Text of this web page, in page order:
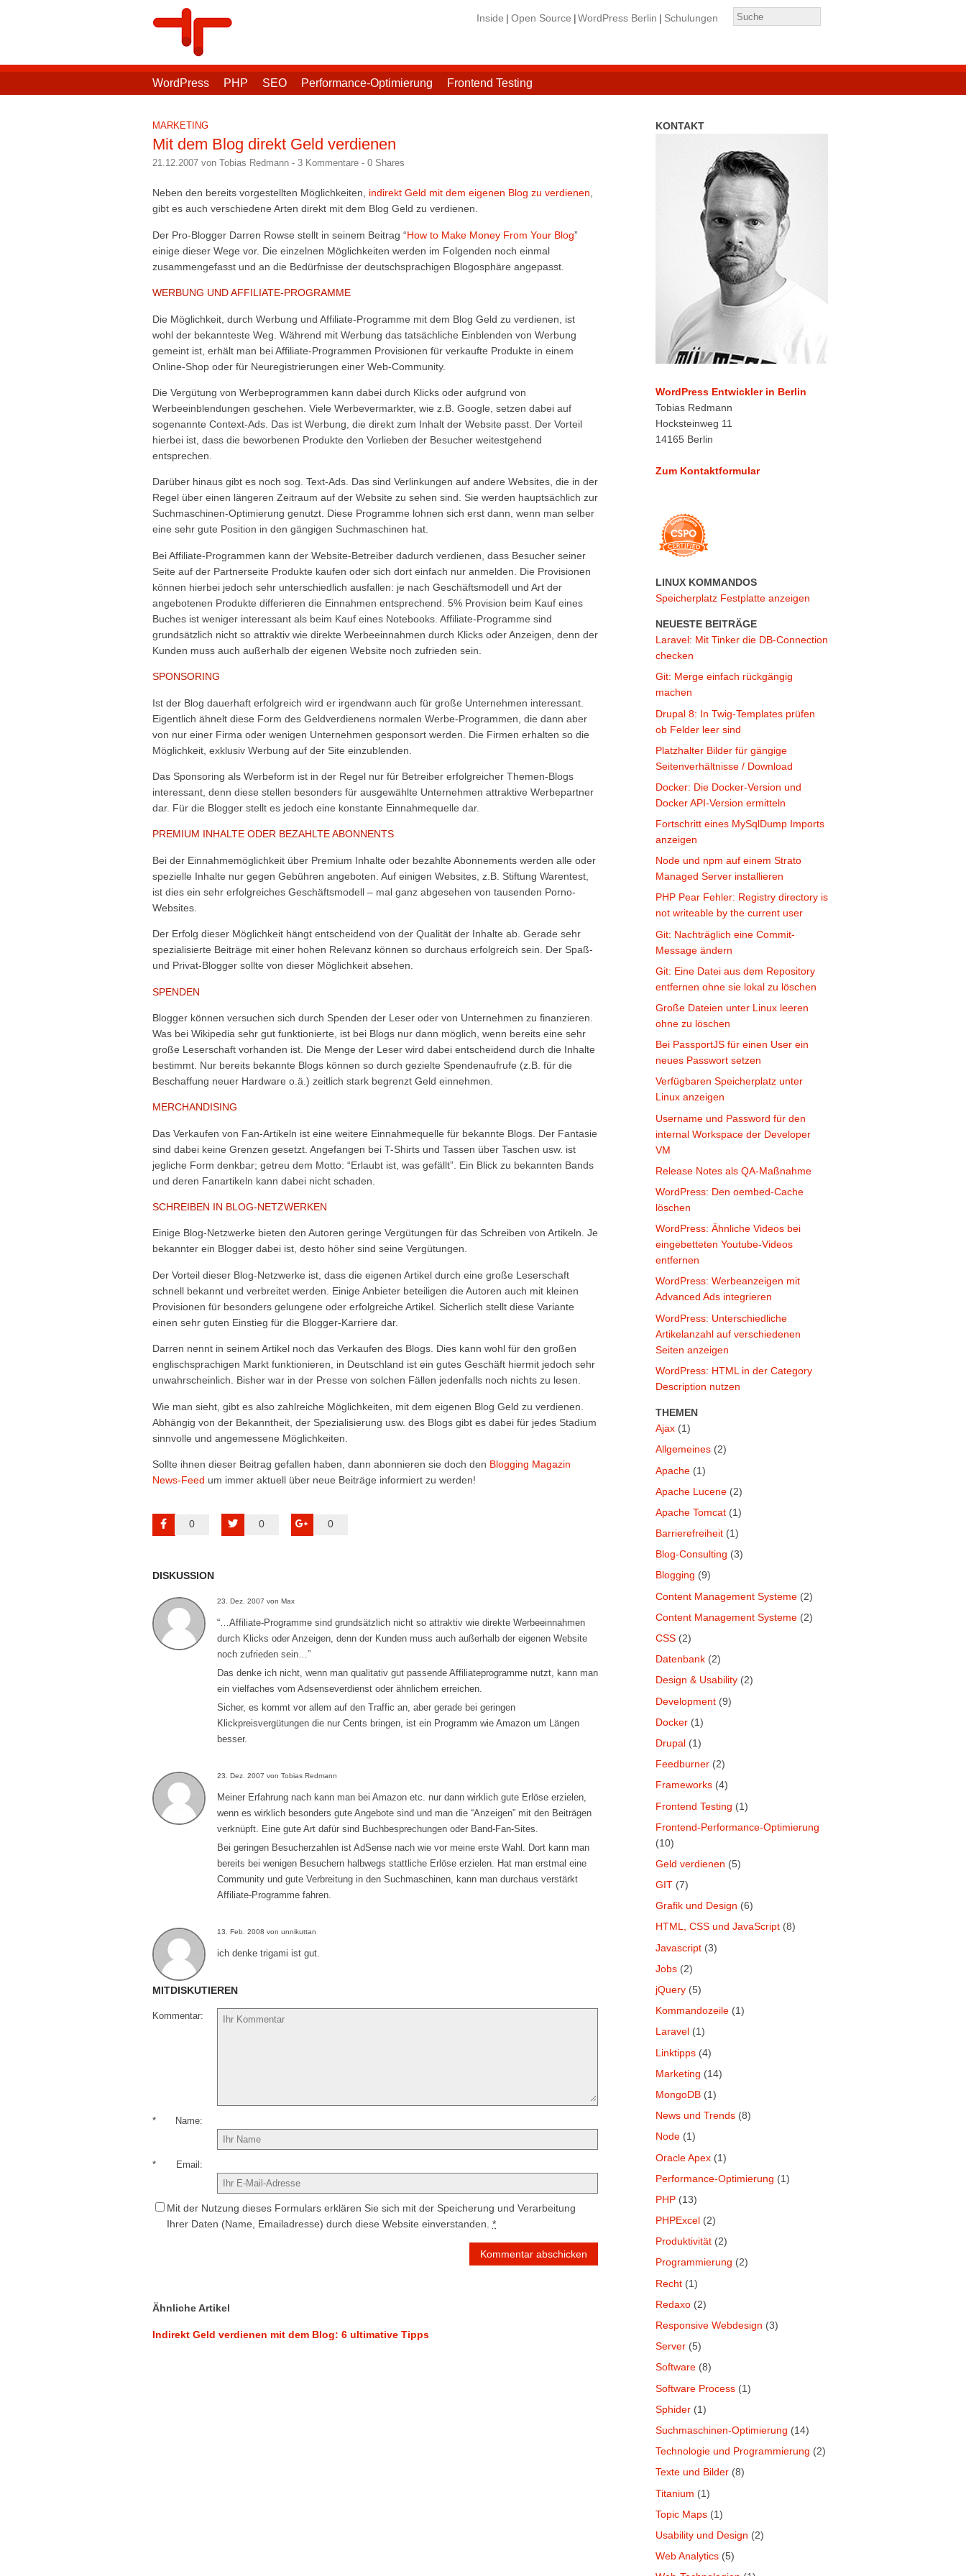
Inside Open Source WordPress Berlin Schulungen
WordPress PHP SEO Performance-Optimierung Frontend Testing
MARKETING
Mit dem Blog direkt Geld verdienen
21.12.2007 von Tobias Redmann - 3 Kommentare - 0 Shares
Neben den bereits vorgestellten Möglichkeiten, indirekt Geld mit dem eigenen Blog zu verdienen,
gibt es auch verschiedene Arten direkt mit dem Blog Geld zu verdienen.
Der Pro-Blogger Darren Rowse stellt in seinem Beitrag “How to Make Money From Your Blog”
einige dieser Wege vor. Die einzelnen Möglichkeiten werden im Folgenden noch einmal
zusammengefasst und an die Bedürfnisse der deutschsprachigen Blogosphäre angepasst.
WERBUNG UND AFFILIATE-PROGRAMME
Die Möglichkeit, durch Werbung und Affiliate-Programme mit dem Blog Geld zu verdienen, ist
wohl der bekannteste Weg. Während mit Werbung das tatsächliche Einblenden von Werbung
gemeint ist, erhält man bei Affiliate-Programmen Provisionen für verkaufte Produkte in einem
Online-Shop oder für Neuregistrierungen einer Web-Community.
Die Vergütung von Werbeprogrammen kann dabei durch Klicks oder aufgrund von
Werbeeinblendungen geschehen. Viele Werbevermarkter, wie z.B. Google, setzen dabei auf
sogenannte Context-Ads. Das ist Werbung, die direkt zum Inhalt der Website passt. Der Vorteil
hierbei ist, dass die beworbenen Produkte den Vorlieben der Besucher weitestgehend
entsprechen.
Darüber hinaus gibt es noch sog. Text-Ads. Das sind Verlinkungen auf andere Websites, die in der
Regel über einen längeren Zeitraum auf der Website zu sehen sind. Sie werden hauptsächlich zur
Suchmaschinen-Optimierung genutzt. Diese Programme lohnen sich erst dann, wenn man selber
eine sehr gute Position in den gängigen Suchmaschinen hat.
Bei Affiliate-Programmen kann der Website-Betreiber dadurch verdienen, dass Besucher seiner
Seite auf der Partnerseite Produkte kaufen oder sich dort einfach nur anmelden. Die Provisionen
können hierbei jedoch sehr unterschiedlich ausfallen: je nach Geschäftsmodell und Art der
angebotenen Produkte differieren die Einnahmen entsprechend. 5% Provision beim Kauf eines
Buches ist weniger interessant als beim Kauf eines Notebooks. Affiliate-Programme sind
grundsätzlich nicht so attraktiv wie direkte Werbeeinnahmen durch Klicks oder Anzeigen, denn der
Kunden muss auch außerhalb der eigenen Website noch zufrieden sein.
SPONSORING
Ist der Blog dauerhaft erfolgreich wird er irgendwann auch für große Unternehmen interessant.
Eigentlich ähnelt diese Form des Geldverdienens normalen Werbe-Programmen, die dann aber
von nur einer Firma oder wenigen Unternehmen gesponsort werden. Die Firmen erhalten so die
Möglichkeit, exklusiv Werbung auf der Site einzublenden.
Das Sponsoring als Werbeform ist in der Regel nur für Betreiber erfolgreicher Themen-Blogs
interessant, denn diese stellen besonders für ausgewählte Unternehmen attraktive Werbepartner
dar. Für die Blogger stellt es jedoch eine konstante Einnahmequelle dar.
PREMIUM INHALTE ODER BEZAHLTE ABONNENTS
Bei der Einnahmemöglichkeit über Premium Inhalte oder bezahlte Abonnements werden alle oder
spezielle Inhalte nur gegen Gebühren angeboten. Auf einigen Websites, z.B. Stiftung Warentest,
ist dies ein sehr erfolgreiches Geschäftsmodell – mal ganz abgesehen von tausenden Porno-
Websites.
Der Erfolg dieser Möglichkeit hängt entscheidend von der Qualität der Inhalte ab. Gerade sehr
spezialisierte Beiträge mit einer hohen Relevanz können so durchaus erfolgreich sein. Der Spaß-
und Privat-Blogger sollte von dieser Möglichkeit absehen.
SPENDEN
Blogger können versuchen sich durch Spenden der Leser oder von Unternehmen zu finanzieren.
Was bei Wikipedia sehr gut funktionierte, ist bei Blogs nur dann möglich, wenn bereits eine sehr
große Leserschaft vorhanden ist. Die Menge der Leser wird dabei entscheidend durch die Inhalte
bestimmt. Nur bereits bekannte Blogs können so durch gezielte Spendenaufrufe (z.B. für die
Beschaffung neuer Hardware o.ä.) zeitlich stark begrenzt Geld einnehmen.
MERCHANDISING
Das Verkaufen von Fan-Artikeln ist eine weitere Einnahmequelle für bekannte Blogs. Der Fantasie
sind dabei keine Grenzen gesetzt. Angefangen bei T-Shirts und Tassen über Taschen usw. ist
jegliche Form denkbar; getreu dem Motto: “Erlaubt ist, was gefällt”. Ein Blick zu bekannten Bands
und deren Fanartikeln kann dabei nicht schaden.
SCHREIBEN IN BLOG-NETZWERKEN
Einige Blog-Netzwerke bieten den Autoren geringe Vergütungen für das Schreiben von Artikeln. Je
bekannter ein Blogger dabei ist, desto höher sind seine Vergütungen.
Der Vorteil dieser Blog-Netzwerke ist, dass die eigenen Artikel durch eine große Leserschaft
schnell bekannt und verbreitet werden. Einige Anbieter beteiligen die Autoren auch mit kleinen
Provisionen für besonders gelungene oder erfolgreiche Artikel. Sicherlich stellt diese Variante
einen sehr guten Einstieg für die Blogger-Karriere dar.
Darren nennt in seinem Artikel noch das Verkaufen des Blogs. Dies kann wohl für den großen
englischsprachigen Markt funktionieren, in Deutschland ist ein gutes Geschäft hiermit jedoch sehr
unwahrscheinlich. Bisher war in der Presse von solchen Fällen jedenfalls noch nichts zu lesen.
Wie man sieht, gibt es also zahlreiche Möglichkeiten, mit dem eigenen Blog Geld zu verdienen.
Abhängig von der Bekanntheit, der Spezialisierung usw. des Blogs gibt es dabei für jedes Stadium
sinnvolle und angemessene Möglichkeiten.
Sollte ihnen dieser Beitrag gefallen haben, dann abonnieren sie doch den Blogging Magazin
News-Feed um immer aktuell über neue Beiträge informiert zu werden!
0 0 0
DISKUSSION
23. Dez. 2007 von Max
“…Affiliate-Programme sind grundsätzlich nicht so attraktiv wie direkte Werbeeinnahmen
durch Klicks oder Anzeigen, denn der Kunden muss auch außerhalb der eigenen Website
noch zufrieden sein…”
Das denke ich nicht, wenn man qualitativ gut passende Affiliateprogramme nutzt, kann man
ein vielfaches vom Adsenseverdienst oder ähnlichem erreichen.
Sicher, es kommt vor allem auf den Traffic an, aber gerade bei geringen
Klickpreisvergütungen die nur Cents bringen, ist ein Programm wie Amazon um Längen
besser.
23. Dez. 2007 von Tobias Redmann
Meiner Erfahrung nach kann man bei Amazon etc. nur dann wirklich gute Erlöse erzielen,
wenn es wirklich besonders gute Angebote sind und man die “Anzeigen” mit den Beiträgen
verknüpft. Eine gute Art dafür sind Buchbesprechungen oder Band-Fan-Sites.
Bei geringen Besucherzahlen ist AdSense nach wie vor meine erste Wahl. Dort kann man
bereits bei wenigen Besuchern halbwegs stattliche Erlöse erzielen. Hat man erstmal eine
Community und gute Verbreitung in den Suchmaschinen, kann man durchaus verstärkt
Affiliate-Programme fahren.
13. Feb. 2008 von unnikuttan
ich denke trigami ist gut.
MITDISKUTIEREN
Kommentar
Name
*
Email
*
Mit der Nutzung dieses Formulars erklären Sie sich mit der Speicherung und Verarbeitung
Ihrer Daten (Name, Emailadresse) durch diese Website einverstanden. *
Ähnliche Artikel
Indirekt Geld verdienen mit dem Blog: 6 ultimative Tipps
KONTAKT
WordPress Entwickler in Berlin
Tobias Redmann
Hocksteinweg 11
14165 Berlin
Zum Kontaktformular
LINUX KOMMANDOS
Speicherplatz Festplatte anzeigen
NEUESTE BEITRÄGE
Laravel: Mit Tinker die DB-Connection
checken
Git: Merge einfach rückgängig
machen
Drupal 8: In Twig-Templates prüfen
ob Felder leer sind
Platzhalter Bilder für gängige
Seitenverhältnisse / Download
Docker: Die Docker-Version und
Docker API-Version ermitteln
Fortschritt eines MySqlDump Imports
anzeigen
Node und npm auf einem Strato
Managed Server installieren
PHP Pear Fehler: Registry directory is
not writeable by the current user
Git: Nachträglich eine Commit-
Message ändern
Git: Eine Datei aus dem Repository
entfernen ohne sie lokal zu löschen
Große Dateien unter Linux leeren
ohne zu löschen
Bei PassportJS für einen User ein
neues Passwort setzen
Verfügbaren Speicherplatz unter
Linux anzeigen
Username und Password für den
internal Workspace der Developer
VM
Release Notes als QA-Maßnahme
WordPress: Den oembed-Cache
löschen
WordPress: Ähnliche Videos bei
eingebetteten Youtube-Videos
entfernen
WordPress: Werbeanzeigen mit
Advanced Ads integrieren
WordPress: Unterschiedliche
Artikelanzahl auf verschiedenen
Seiten anzeigen
WordPress: HTML in der Category
Description nutzen
THEMEN
Ajax (1)
Allgemeines (2)
Apache (1)
Apache Lucene (2)
Apache Tomcat (1)
Barrierefreiheit (1)
Blog-Consulting (3)
Blogging (9)
Content Management Systeme (2)
Content Management Systeme (2)
CSS (2)
Datenbank (2)
Design & Usability (2)
Development (9)
Docker (1)
Drupal (1)
Feedburner (2)
Frameworks (4)
Frontend Testing (1)
Frontend-Performance-Optimierung
(10)
Geld verdienen (5)
GIT (7)
Grafik und Design (6)
HTML, CSS und JavaScript (8)
Javascript (3)
Jobs (2)
jQuery (5)
Kommandozeile (1)
Laravel (1)
Linktipps (4)
Marketing (14)
MongoDB (1)
News und Trends (8)
Node (1)
Oracle Apex (1)
Performance-Optimierung (1)
PHP (13)
PHPExcel (2)
Produktivität (2)
Programmierung (2)
Recht (1)
Redaxo (2)
Responsive Webdesign (3)
Server (5)
Software (8)
Software Process (1)
Sphider (1)
Suchmaschinen-Optimierung (14)
Technologie und Programmierung (2)
Texte und Bilder (8)
Titanium (1)
Topic Maps (1)
Usability und Design (2)
Web Analytics (5)